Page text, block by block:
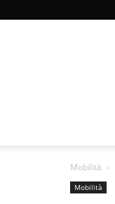
Mobilità
Mobilità